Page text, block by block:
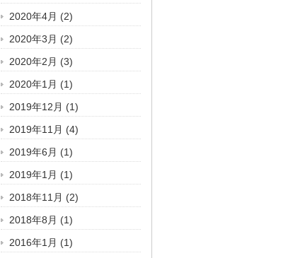
2020年4月 (2)
2020年3月 (2)
2020年2月 (3)
2020年1月 (1)
2019年12月 (1)
2019年11月 (4)
2019年6月 (1)
2019年1月 (1)
2018年11月 (2)
2018年8月 (1)
2016年1月 (1)